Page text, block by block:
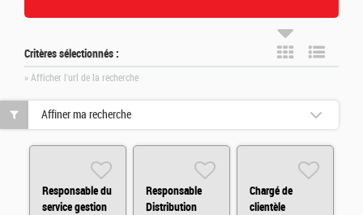
Critères sélectionnés :
» Afficher l'url de la recherche
Responsable du
service gestion
Responsable
Distribution
Chargé de
clientèle
Affiner ma recherche